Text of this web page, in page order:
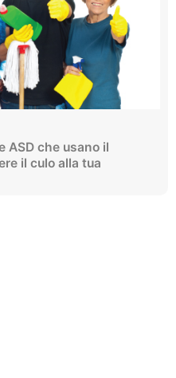
ASD che usano il
il culo alla tua